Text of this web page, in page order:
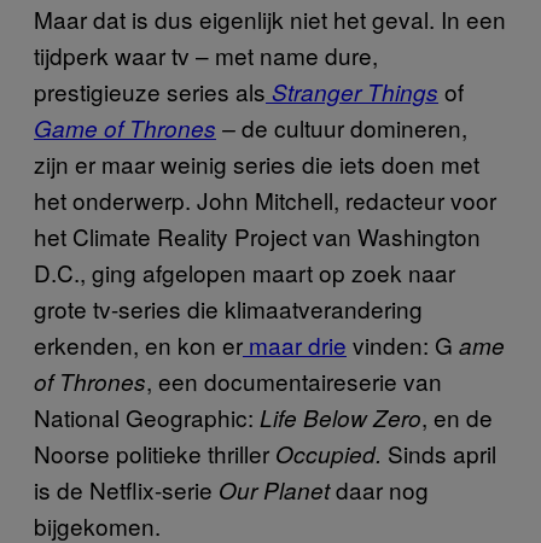
Maar dat is dus eigenlijk niet het geval. In een
tijdperk waar tv – met name dure,
prestigieuze series als Stranger Things of
Game of Thrones –de cultuur domineren,
zijn er maar weinig series die iets doen met
het onderwerp. John Mitchell, redacteur voor
het Climate Reality Project van Washington
D.C., ging afgelopen maart op zoek naar
grote tv-series die klimaatverandering
erkenden, en kon er maar drie vinden: G ame
of Thrones, een documentaireserie van
National Geographic: Life Below Zero, en de
Noorse politieke thriller Occupied. Sinds april
is de Netflix-serie Our Planetdaar nog
bijgekomen.